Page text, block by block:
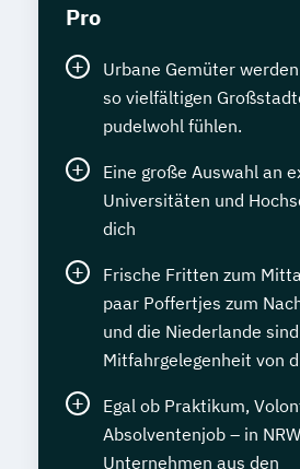
Pro
Urbane Gemüter
so vielfältigen
pudelwohl fühlen.
Eine große Auswahl an
Universitäten und
dich
Frische Fritten zum
paar Poffertjes zum
und die Niederlande
Mitfahrgelegenheit von
Egal ob Praktikum,
Absolventenjob – in
Unternehmen aus den